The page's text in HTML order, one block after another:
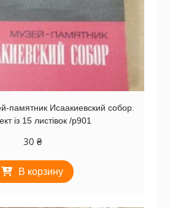
памятник Исаакиевский собор.
із 15 листівок /р901
30 ₴
В корзину